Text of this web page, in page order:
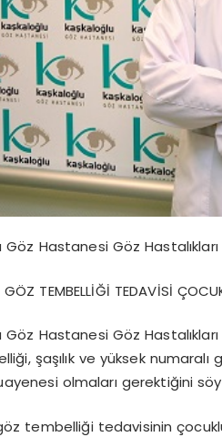
Göz Hastanesi Göz
GÖZ TEMBELLİĞİ TEDAVİSİ
Göz Hastanesi Göz
şaşılık ve yüksek
olmaları gerektiğini
göz tembelliği tedavisinin